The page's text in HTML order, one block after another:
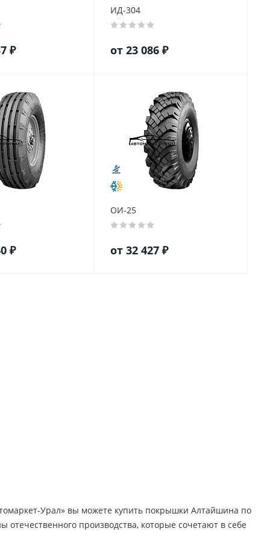
₽
ИД-304
от 23 086 ₽
₽
ОИ-25
от 32 427 ₽
Урал» вы можете купить покрышки Алтайшина по
производства, которые сочетают в себе